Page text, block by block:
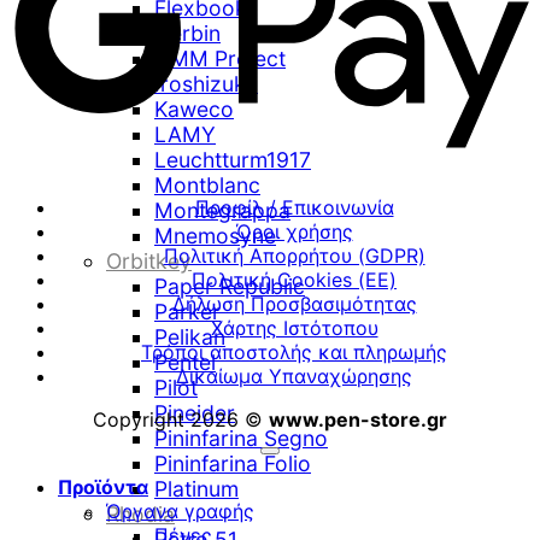
Flexbook
Herbin
HMM Project
Iroshizuku
Kaweco
LAMY
Leuchtturm1917
Montblanc
Montegrappa
Mnemosyne
Orbitkey
Paper Republic
Parker
Pelikan
Pentel
Pilot
Pineider
Pininfarina Segno
Pininfarina Folio
Platinum
Rhodia
Προφίλ / Επικοινωνία
Όροι χρήσης
Πολιτική Απορρήτου (GDPR)
Πολιτική Cookies (ΕΕ)
Δήλωση Προσβασιμότητας
Χάρτης Ιστότοπου
Τρόποι αποστολής και πληρωμής
Δικαίωμα Υπαναχώρησης
Copyright 2026 © www.pen-store.gr
Προϊόντα
Όργανα γραφής
Πένες